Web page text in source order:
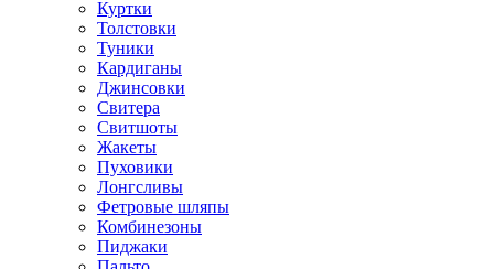
Куртки
Толстовки
Туники
Кардиганы
Джинсовки
Свитера
Свитшоты
Жакеты
Пуховики
Лонгсливы
Фетровые шляпы
Комбинезоны
Пиджаки